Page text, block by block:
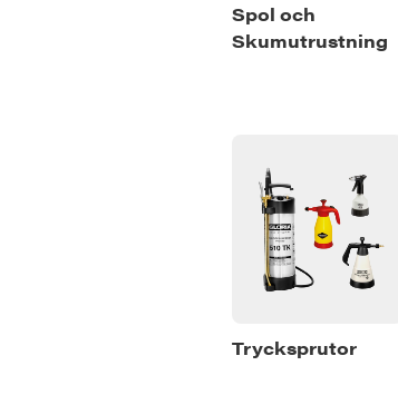
Spol och
Skumutrustning
Trycksprutor